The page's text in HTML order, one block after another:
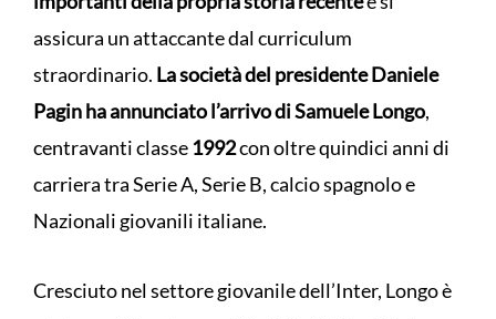
assicura un attaccante dal curriculum
straordinario. La società del presidente Daniele
Pagin ha annunciato l’arrivo di Samuele Longo,
centravanti classe 1992con oltre quindici anni di
carriera tra Serie A, Serie B, calcio spagnolo e
Nazionali giovanili italiane.
Cresciuto nel settore giovanile dell’Inter, Longo è